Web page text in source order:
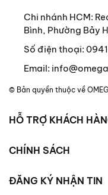
Chi nhánh HCM:
Bình, Phường Bảy
Số điện thoại:
Email:
© Bản quyền thuộc về
HỖ TRỢ KHÁCH
CHÍNH SÁCH
ĐĂNG KÝ NHẬN TIN